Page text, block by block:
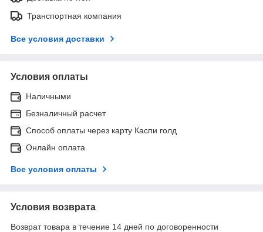
Транспортная компания
Все условия доставки
Условия оплаты
Наличными
Безналичный расчет
Способ оплаты через карту Каспи голд
Онлайн оплата
Все условия оплаты
Условия возврата
Возврат товара в течение 14 дней по договоренности